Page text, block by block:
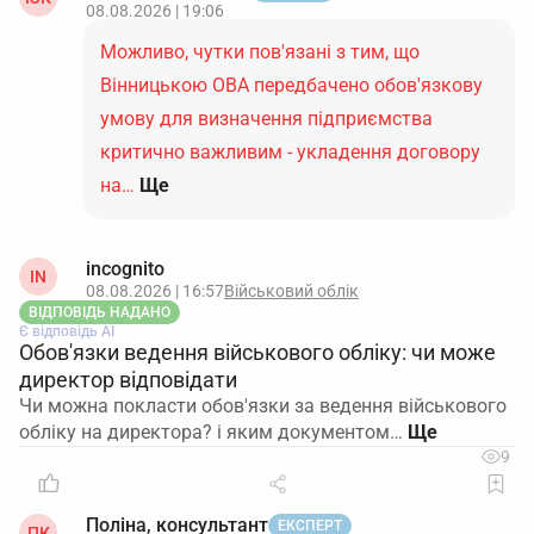
08.08.2026 | 19:06
Можливо, чутки пов'язані з тим, що
Вінницькою ОВА передбачено обов'язкову
умову для визначення підприємства
критично важливим - укладення договору
на… Ще
IN incognito
08.08.2026 | 16:57Військовий облік
ВІДПОВІДЬ НАДАНО
Є відповідь АІ
Обов'язки ведення військового обліку: чи може
директор відповідати
Чи можна покласти обов'язки за ведення військового
обліку на директора? і яким документом…
9
Поліна, консультант ЕКСПЕРТ